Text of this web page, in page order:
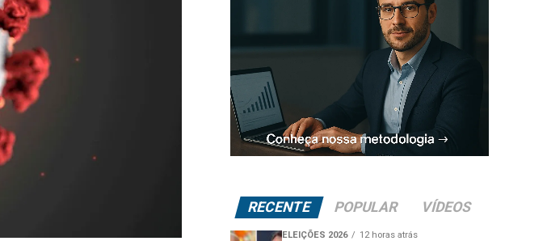
RECENTE POPULAR VÍDEOS
ELEIÇÕES 2026 12 horas atrás